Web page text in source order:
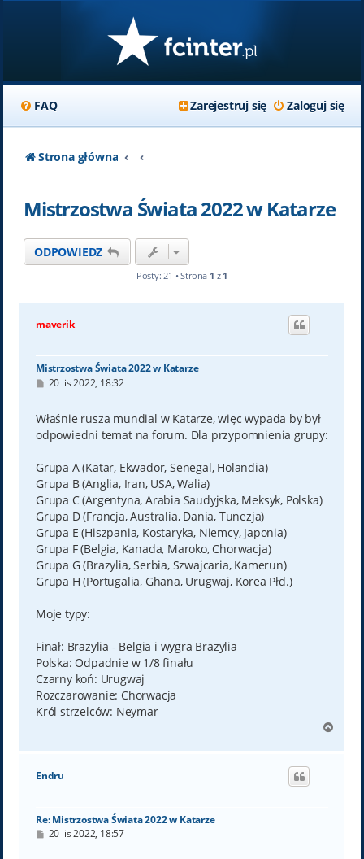
FAQ Zaloguj się
Zarejestruj się
Strona główna
Mistrzostwa Świata 2022 w Katarze
ODPOWIEDZ
Posty: 21 • Strona 1 z 1
maverik
Mistrzostwa Świata 2022 w Katarze
P
t
20 lis 2022, 18:32
Właśnie rusza mundial w Katarze, więc wypada by był
odpowiedni temat na forum. Dla przypomnienia grupy:
Grupa A (Katar, Ekwador, Senegal, Holandia)
Grupa B (Anglia, Iran, USA, Walia)
Grupa C (Argentyna, Arabia Saudyjska, Meksyk, Polska)
Grupa D (Francja, Australia, Dania, Tunezja)
Grupa E (Hiszpania, Kostaryka, Niemcy, Japonia)
Grupa F (Belgia, Kanada, Maroko, Chorwacja)
Grupa G (Brazylia, Serbia, Szwajcaria, Kamerun)
Grupa H (Portugalia, Ghana, Urugwaj, Korea Płd.)
Moje typy:
Finał: Brazylia - Belgia i wygra Brazylia
Polska: Odpadnie w 1/8 finału
Czarny koń: Urugwaj
Rozczarowanie: Chorwacja
Król strzelców: Neymar
g
Endru
Re: Mistrzostwa Świata 2022 w Katarze
P20 lis 2022, 18:57